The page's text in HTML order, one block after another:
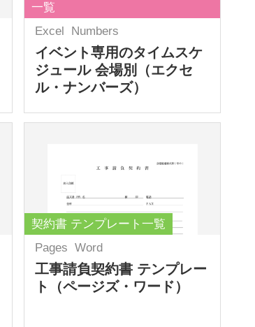
一覧
Excel
Numbers
イベント専用のタイムスケ
ジュール 会場別（エクセ
ル・ナンバーズ）
契約書 テンプレート一覧
Pages Word
工事請負契約書 テンプレー
ト（ページズ・ワード）